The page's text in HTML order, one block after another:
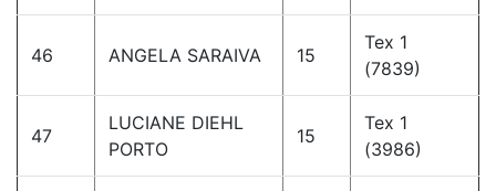
46 ANGELA SARAIVA 15
Tex 1
(7839)
47
LUCIANE DIEHL
PORTO
15
Tex 1
(3986)